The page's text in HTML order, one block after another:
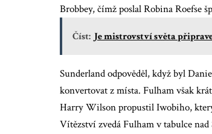
Brobbey, čímž poslal Robina Roefse
Číst: Je mistrovství světa
Sunderland odpověděl, když byl
konvertovat z místa. Fulham však
Harry Wilson propustil Iwobiho,
Vítězství zvedá Fulham v tabulce